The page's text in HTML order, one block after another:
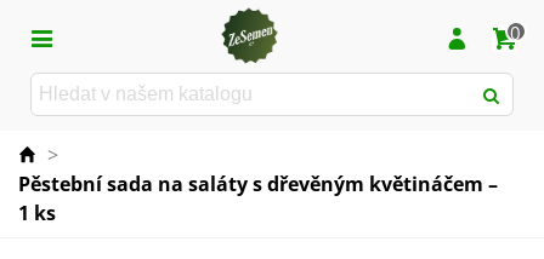
0
>
Pěstební sada na saláty s dřevěným květináčem –
1 ks